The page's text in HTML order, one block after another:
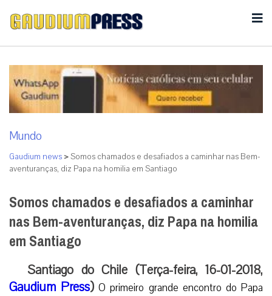
Mundo
Gaudium news >Somos chamados e desafiados a caminhar nas Bem-
aventuranças, diz Papa na homilia em Santiago
Somos chamados e desafiados a caminhar
nas Bem-aventuranças, diz Papa na homilia
em Santiago
Santiago do Chile (Terça-feira, 16-01-2018,
Gaudium Press) O primeiro grande encontro do Papa